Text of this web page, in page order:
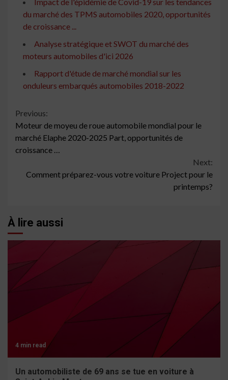
du marché des TPMS automobiles 2020, opportunités
de croissance ...
Analyse stratégique et SWOT du marché des
moteurs automobiles d'ici 2026
Rapport d'étude de marché mondial sur les
onduleurs embarqués automobiles 2018-2022
Continue
Reading
Previous:
Moteur de moyeu de roue automobile mondial pour le
marché Elaphe 2020-2025 Part, opportunités de
croissance …
Next:
Comment préparez-vous votre voiture Project pour le
printemps?
À lire aussi
4 min read
Un automobiliste de 69 ans se tue en voiture à